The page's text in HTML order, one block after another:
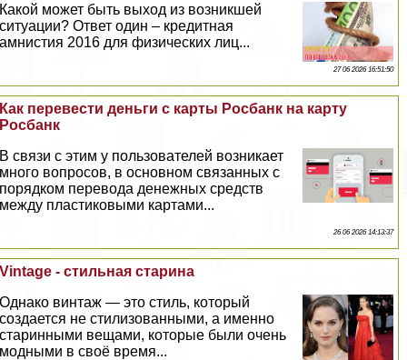
Какой может быть выход из возникшей
ситуации? Ответ один – кредитная
амнистия 2016 для физических лиц...
27 06 2026 16:51:50
Как перевести деньги с карты Росбанк на карту
Росбанк
В связи с этим у пользователей возникает
много вопросов, в основном связанных с
порядком перевода денежных средств
между пластиковыми картами...
26 06 2026 14:13:37
Vintage - стильная старина
Однако винтаж — это стиль, который
создается не стилизованными, а именно
старинными вещами, которые были очень
модными в своё время...